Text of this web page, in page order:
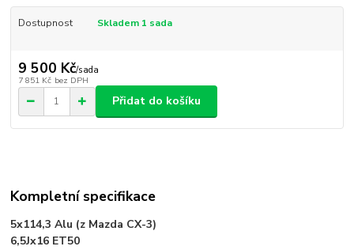
Dostupnost Skladem 1 sada
9 500 Kč/sada
7 851 Kč bez DPH
Přidat do košíku
Kompletní specifikace
5x114,3 Alu (z Mazda CX-3)
6,5Jx16 ET50